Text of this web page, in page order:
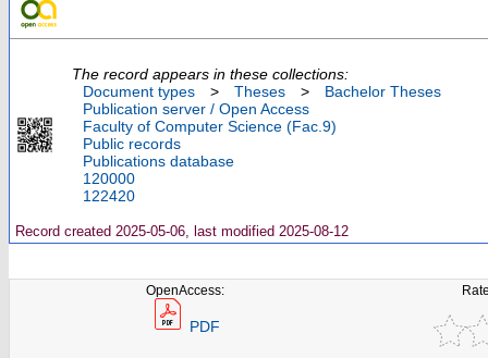
The record appears in these collections:
Document types
> Theses >
Bachelor Theses
Publication server / Open Access
Faculty of Computer Science (Fac.9)
Public records
Publications database
120000
122420
Record created 2025-05-06, last modified 2025-08-12
OpenAccess:
PDF